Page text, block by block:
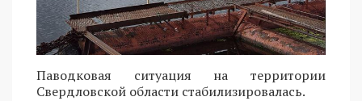
Паводковая ситуация на территории
Свердловской области стабилизировалась.